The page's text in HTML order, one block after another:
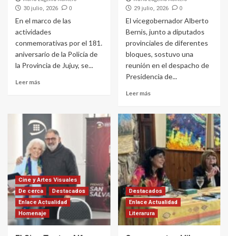
30 julio, 2026 0
En el marco de las
actividades
conmemorativas por el 181.
aniversario de la Policía de
la Provincia de Jujuy, se...
Leer más
29 julio, 2026 0
El vicegobernador Alberto
Bernis, junto a diputados
provinciales de diferentes
bloques, sostuvo una
reunión en el despacho de
Presidencia de...
Leer más
Cine y Artes Visuales
De cerca
Destacados
Enlace Actualidad
Homenaje
Destacados
Enlace Actualidad
Literarura